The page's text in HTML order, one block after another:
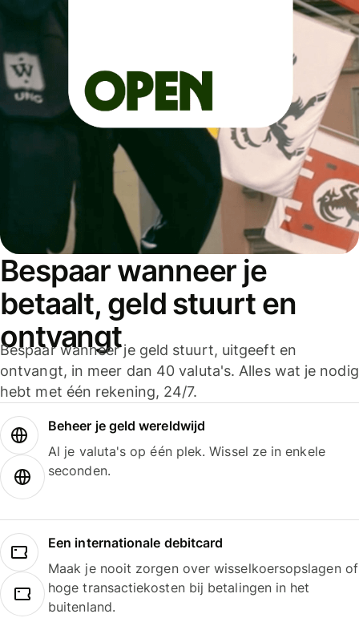
Bespaar wanneer je
betaalt, geld stuurt en
ontvangt
Bespaar wanneer je geld stuurt, uitgeeft en
ontvangt, in meer dan 40 valuta's. Alles wat je nodig
hebt met één rekening, 24/7.
Beheer je geld wereldwijd
Al je valuta's op één plek. Wissel ze in enkele
seconden.
Een internationale debitcard
Maak je nooit zorgen over wisselkoersopslagen of
hoge transactiekosten bij betalingen in het
buitenland.